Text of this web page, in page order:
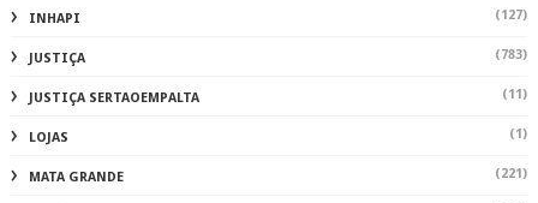
INHAPI (127)
JUSTIÇA (783)
JUSTIÇA SERTAOEMPALTA (11)
LOJAS (1)
MATA GRANDE (221)